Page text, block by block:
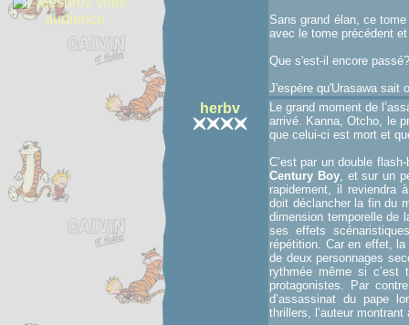
Sans grand élan, ce
avec le tome précédent
Que s'est-il encore passé?
J'espère qu'Urasawa sait
herbv
Le grand moment de
arrivé. Kanna, Otcho, le
que celui-ci est mort et
C’est par un double
Century Boy, et sur un
rapidement, il reviendra
doit déclancher la fin du
dimension temporelle de
ses effets
répétition. Car en effet,
de deux personnages
rythmée même si c’est
protagonistes. Par
d’assassinat du pape
thrillers, l’auteur